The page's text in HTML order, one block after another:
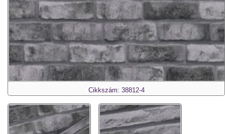
Cikkszám: 38812-4